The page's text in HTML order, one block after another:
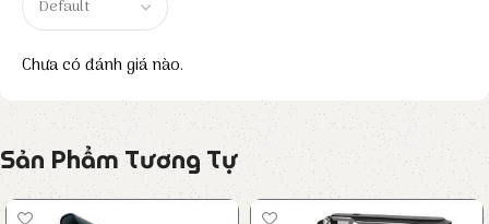
Chưa có đánh giá nào.
Sản Phẩm Tương Tự